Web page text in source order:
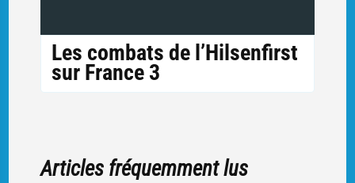
Les combats de l’Hilsenfirst
sur France 3
Articles fréquemment lus